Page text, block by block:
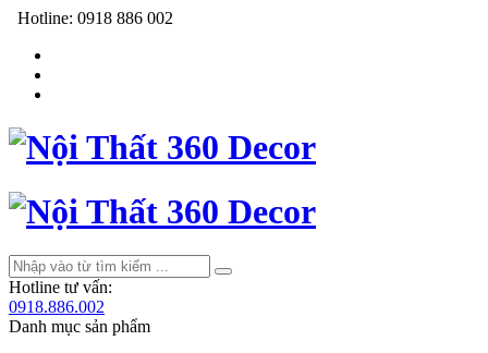
Hotline: 0918 886 002
Hotline tư vấn:
0918.886.002
Danh mục sản phẩm